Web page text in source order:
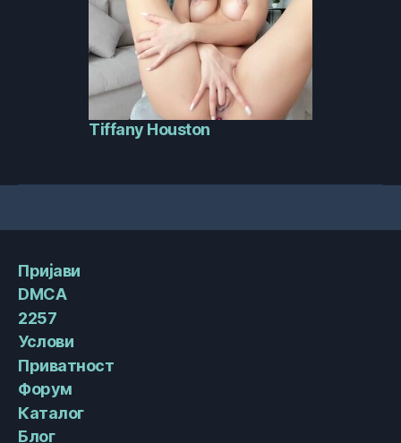
Tiffany Houston
Пријави
DMCA
2257
Услови
Приватност
Форум
Каталог
Блог